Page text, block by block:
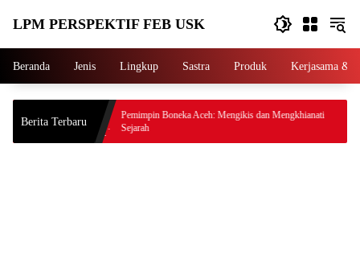
LPM PERSPEKTIF FEB USK
Beranda Jenis Lingkup Sastra Produk Kerjasama &
Berita Terbaru
Bogem
Pemimpin Boneka Aceh: Mengikis dan Mengkhianati
Sejarah